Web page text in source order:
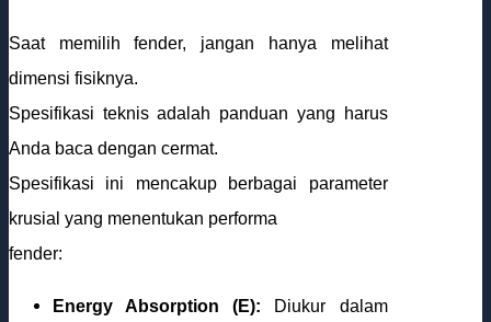
Saat memilih fender, jangan hanya melihat
dimensi fisiknya.
Spesifikasi teknis adalah panduan yang harus
Anda baca dengan cermat.
Spesifikasi ini mencakup berbagai parameter
krusial yang menentukan performa
fender:
Energy Absorption (E): Diukur dalam